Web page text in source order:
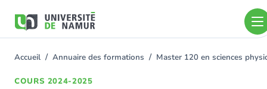
contenu
You
Accueil Annuaire des formations Master 120 en sciences
COURS 2024-2025